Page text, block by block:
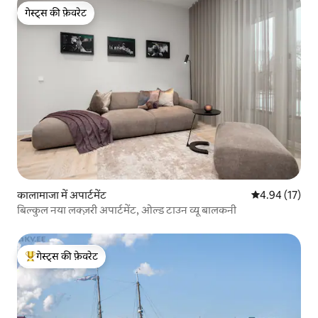
गेस्ट्स की फ़ेवरेट
गेस्ट्स की फ़ेवरेट
कालामाजा में अपार्टमेंट औसत रेटिंग 5 में
4.94 (17)
बिल्कुल नया लक्ज़री अपार्टमेंट, ओल्ड टाउन व्यू बालकनी
गेस्ट्स का टॉप फ़ेवरेट
गेस्ट्स की फ़ेवरेट